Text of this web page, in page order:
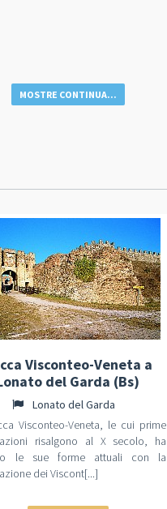
MOSTRE CONTINUA...
Visconteo-Veneta a
del Garda (Bs)
Lonato del Garda
Visconteo-Veneta, le cui prime
risalgono al X secolo, ha
le sue forme attuali con la
dei Viscont[...]